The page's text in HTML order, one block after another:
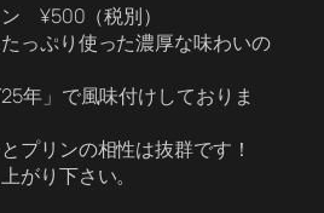
¥500（税別）
っぷり使った濃厚な味わいの
年」で風味付けしておりま
プリンの相性は抜群です！
がり下さい。